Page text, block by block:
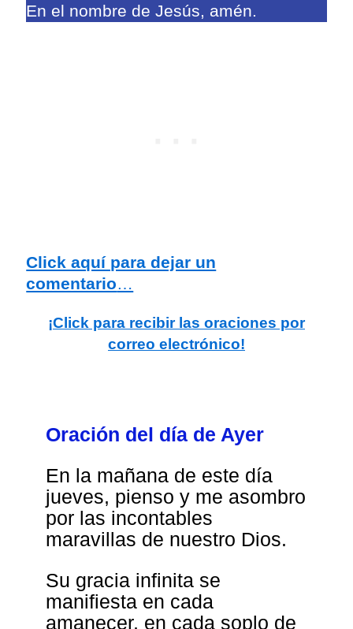
En el nombre de Jesús, amén.
Click aquí para dejar un
comentario…
¡Click para recibir las oraciones por
correo electrónico!
Oración del día de Ayer
En la mañana de este día
jueves, pienso y me asombro
por las incontables
maravillas de nuestro Dios.
Su gracia infinita se
manifiesta en cada
amanecer, en cada soplo de